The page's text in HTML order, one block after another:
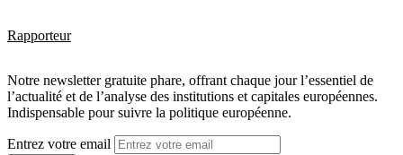
Rapporteur
Notre newsletter gratuite phare, offrant chaque jour l’essentiel de
l’actualité et de l’analyse des institutions et capitales européennes.
Indispensable pour suivre la politique européenne.
Entrez votre email